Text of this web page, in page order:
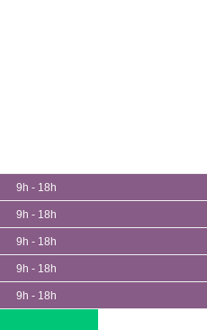
9h - 18h
9h - 18h
9h - 18h
9h - 18h
9h - 18h